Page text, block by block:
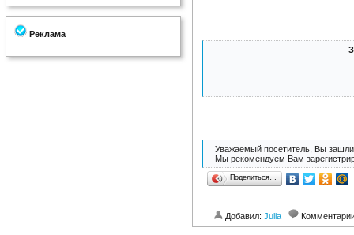
Реклама
Уважаемый посетитель, Вы зашли
Мы рекомендуем Вам
Поделиться…
Добавил: Julia